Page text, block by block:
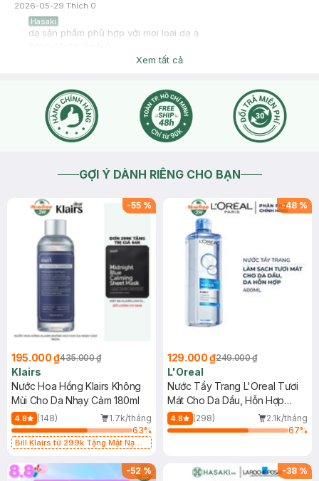
2026-05-29 Thích 0
Hasaki
dạ sản phẩm phù hợp với mọi loại da ạ
Xem tất cả
GỢI Ý DÀNH RIÊNG CHO BẠN
-55 %
195.000 ₫435.000 ₫
Klairs
Nước Hoa Hồng Klairs Không
Mùi Cho Da Nhạy Cảm 180ml
4.8 (148)
1.7k/tháng
63%
Bill Klairs từ 299k Tặng Mặt Nạ
25ml (SL Có Hạn)
-48 %
129.000 ₫249.000 ₫
L'Oreal
Nước Tẩy Trang L'Oreal Tươi
Mát Cho Da Dầu, Hỗn Hợp
400ml
4.8 (298)
2.1k/tháng
67%
-52% -38 %